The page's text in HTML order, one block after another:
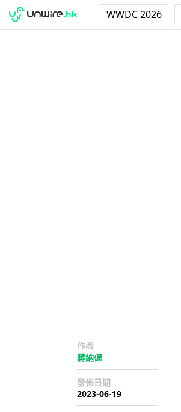
WWDC 2026
作者
蔣納偲
發佈日期
2023-06-19